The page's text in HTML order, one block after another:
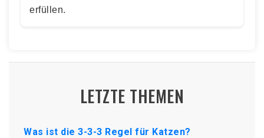
erfüllen.
LETZTE THEMEN
Was ist die 3-3-3 Regel für Katzen?